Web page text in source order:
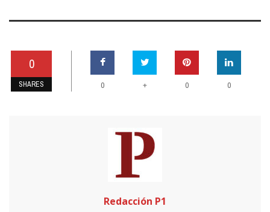
0
SHARES 0 + 0 0
Redacción P1